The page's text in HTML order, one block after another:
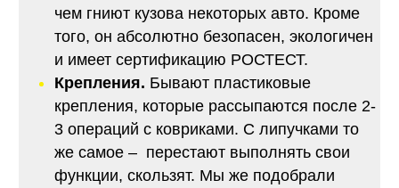
чем гниют кузова некоторых авто. Кроме
того, он абсолютно безопасен, экологичен
и имеет сертификацию РОСТЕСТ.
Крепления. Бывают пластиковые
крепления, которые рассыпаются после 2-
3 операций с ковриками. С липучками то
же самое – перестают выполнять свои
функции, скользят. Мы же подобрали